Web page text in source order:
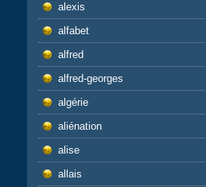
alexis
alfabet
alfred
alfred-georges
algérie
aliénation
alise
allais